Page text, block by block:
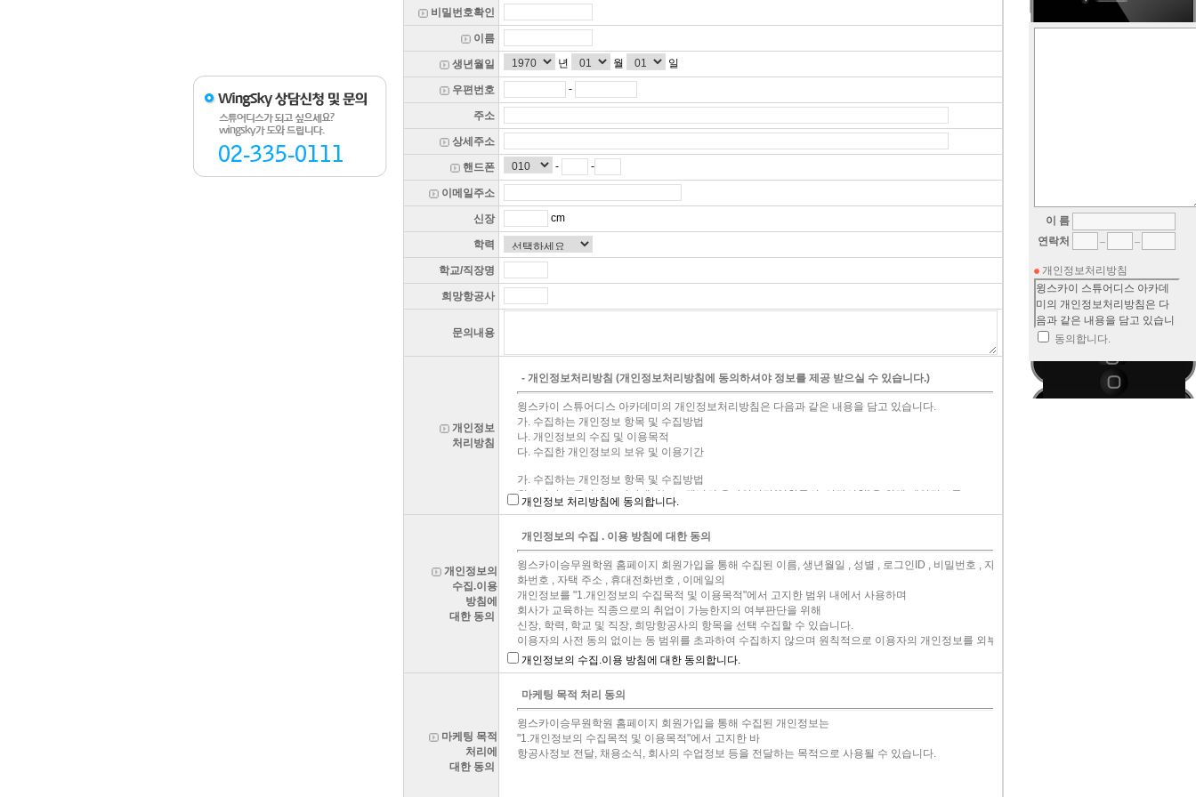
비밀번호확인
이름
생년월일 년 월 일
우편번호 -
주소
상세주소
핸드폰 - -
이메일주소
신장 cm
학력
학교/직장명
희망항공사
문의내용
개인정보
처리방침
개인정보 처리방침에 동의합니다.
개인정보의
수집.이용
방침에
대한 동의
개인정보의 수집.이용 방침에 대한 동의합니다.
마케팅 목적
처리에
대한 동의
이 름
연락처
개인정보처리방침
동의합니다.